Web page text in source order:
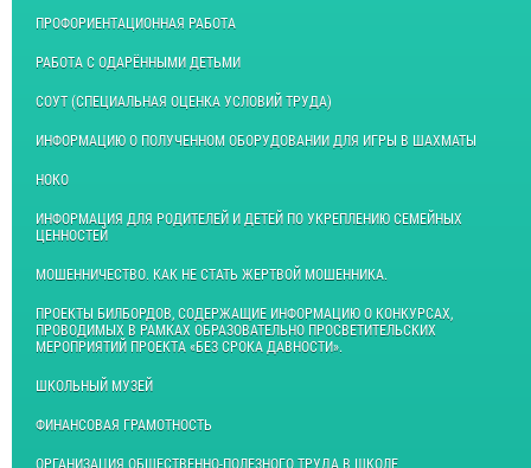
ПРОФОРИЕНТАЦИОННАЯ РАБОТА
РАБОТА С ОДАРЁННЫМИ ДЕТЬМИ
СОУТ (СПЕЦИАЛЬНАЯ ОЦЕНКА УСЛОВИЙ ТРУДА)
ИНФОРМАЦИЮ О ПОЛУЧЕННОМ ОБОРУДОВАНИИ ДЛЯ ИГРЫ В ШАХМАТЫ
НОКО
ИНФОРМАЦИЯ ДЛЯ РОДИТЕЛЕЙ И ДЕТЕЙ ПО УКРЕПЛЕНИЮ СЕМЕЙНЫХ
ЦЕННОСТЕЙ
МОШЕННИЧЕСТВО. КАК НЕ СТАТЬ ЖЕРТВОЙ МОШЕННИКА.
ПРОЕКТЫ БИЛБОРДОВ, СОДЕРЖАЩИЕ ИНФОРМАЦИЮ О КОНКУРСАХ,
ПРОВОДИМЫХ В РАМКАХ ОБРАЗОВАТЕЛЬНО ПРОСВЕТИТЕЛЬСКИХ
МЕРОПРИЯТИЙ ПРОЕКТА «БЕЗ СРОКА ДАВНОСТИ».
ШКОЛЬНЫЙ МУЗЕЙ
ФИНАНСОВАЯ ГРАМОТНОСТЬ